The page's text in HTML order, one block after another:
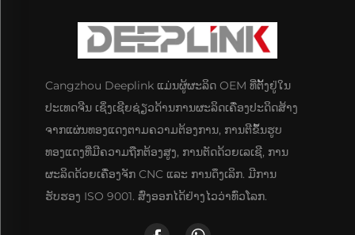
Cangzhou Deeplink ແມ່ນຜູ້ຜະລິດ OEM ທີ່ຕັ້ງຢູ່ໃນ
ປະເທດຈີນ ເຊິ່ງເຊີຍຊ່ຽວດ້ານການຜະລິດເຄື່ອງປະດິດສ້າງ
ຈາກແຜ່ນທອງແດງຕາມຄວາມຕ້ອງການ, ການຕີຂຶ້ນຮູບ
ທອງແດງທີ່ມີຄວາມຖືກຕ້ອງສູງ, ການຕັດດ້ວຍເລເຊີ, ການ
ຜະລິດດ້ວຍເຄື່ອງຈັກ CNC ແລະ ການດຶງເລິກ. ມີການ
ຮັບຮອງ ISO 9001. ສົ່ງອອກໄດ້ຢ່າງໄວວ່າທົ່ວໂລກ.